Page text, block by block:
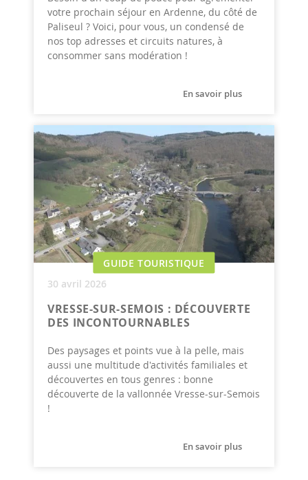
votre prochain séjour en Ardenne, du côté de
Paliseul ? Voici, pour vous, un condensé de
nos top adresses et circuits natures, à
consommer sans modération !
En savoir plus
GUIDE TOURISTIQUE
30 avril 2026
VRESSE-SUR-SEMOIS : DÉCOUVERTE
DES INCONTOURNABLES
Des paysages et points vue à la pelle, mais
aussi une multitude d'activités familiales et
découvertes en tous genres : bonne
découverte de la vallonnée Vresse-sur-Semois
!
En savoir plus